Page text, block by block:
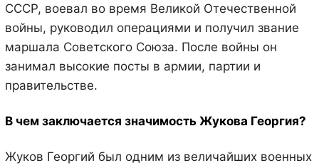
СССР, воевал во время Великой Отечественной
войны, руководил операциями и получил звание
маршала Советского Союза. После войны он
занимал высокие посты в армии, партии и
правительстве.
В чем заключается значимость Жукова Георгия?
Жуков Георгий был одним из величайших военных